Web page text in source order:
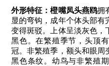
外形特征：橙嘴凤头燕鸥拥
显的弯钩，成年个体头部
变得斑驳。上体呈淡灰色，
黑色。在繁殖季节，头顶
冠。非繁殖季，额头和眼周
黑色条纹。幼鸟与非繁殖